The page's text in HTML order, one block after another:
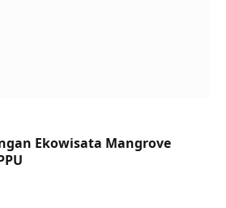
Ekowisata Mangrove